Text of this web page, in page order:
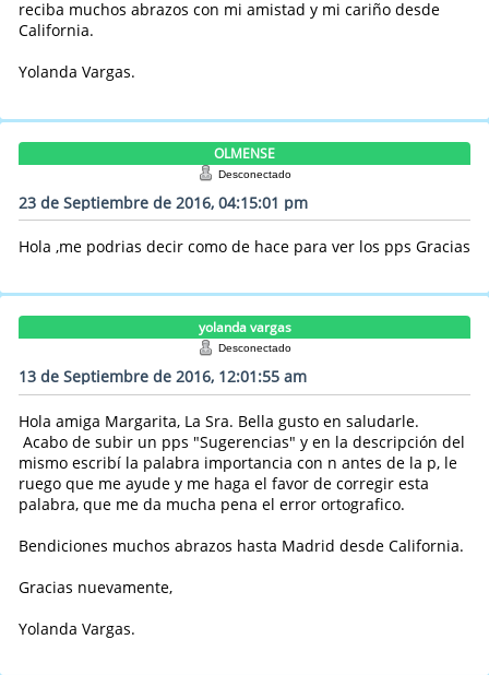
reciba muchos abrazos con mi amistad y mi cariño desde
California.
Yolanda Vargas.
OLMENSE
Desconectado
23 de Septiembre de 2016, 04:15:01 pm
Hola ,me podrias decir como de hace para ver los pps Gracias
yolanda vargas
Desconectado
13 de Septiembre de 2016, 12:01:55 am
Hola amiga Margarita, La Sra. Bella gusto en saludarle.
Acabo de subir un pps "Sugerencias" y en la descripción del
mismo escribí la palabra importancia con n antes de la p, le
ruego que me ayude y me haga el favor de corregir esta
palabra, que me da mucha pena el error ortografico.
Bendiciones muchos abrazos hasta Madrid desde California.
Gracias nuevamente,
Yolanda Vargas.